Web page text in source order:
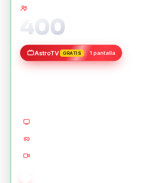
400
AstroTV GRATIS 1 pantalla
50 canales HD